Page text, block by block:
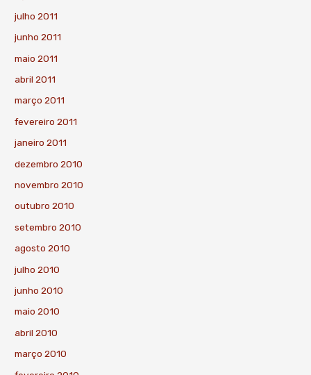
julho 2011
junho 2011
maio 2011
abril 2011
março 2011
fevereiro 2011
janeiro 2011
dezembro 2010
novembro 2010
outubro 2010
setembro 2010
agosto 2010
julho 2010
junho 2010
maio 2010
abril 2010
março 2010